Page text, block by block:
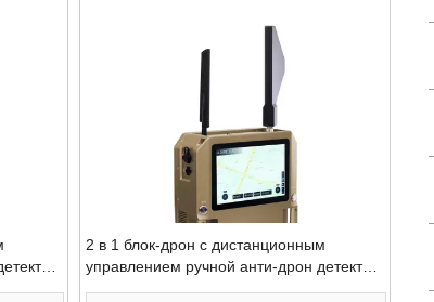
2 в 1 блок-дрон с дистанционным
управлением ручной анти-дрон детектор
3 км глушитель 2 км